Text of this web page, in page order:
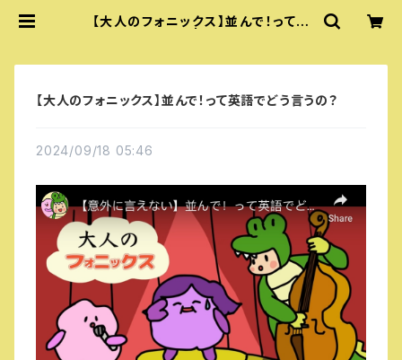
【大人のフォニックス】並んで！って英
【大人のフォニックス】並んで！って英語でどう言うの？
2024/09/18 05:46